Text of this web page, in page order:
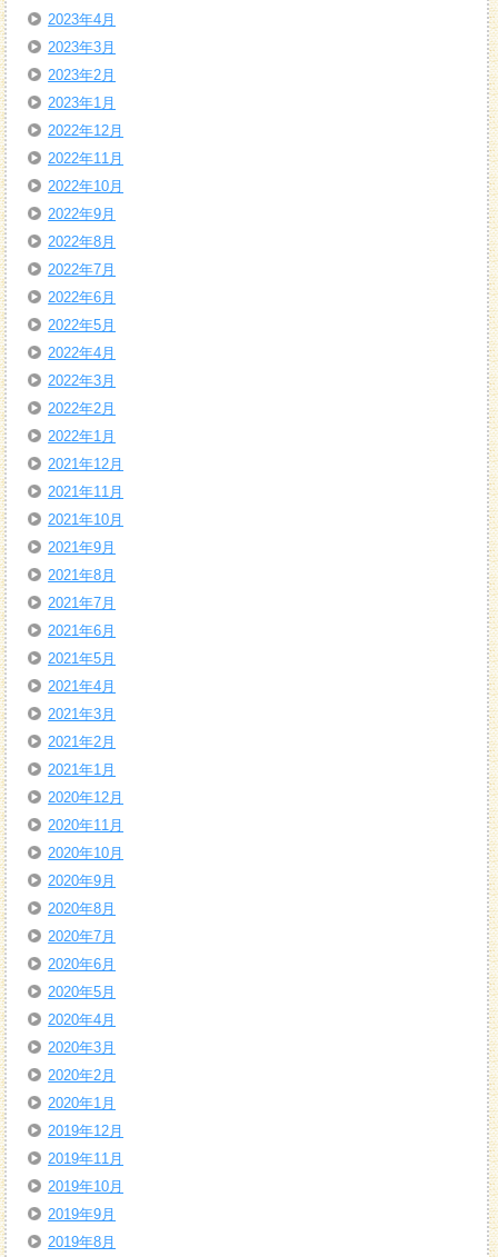
2023年4月
2023年3月
2023年2月
2023年1月
2022年12月
2022年11月
2022年10月
2022年9月
2022年8月
2022年7月
2022年6月
2022年5月
2022年4月
2022年3月
2022年2月
2022年1月
2021年12月
2021年11月
2021年10月
2021年9月
2021年8月
2021年7月
2021年6月
2021年5月
2021年4月
2021年3月
2021年2月
2021年1月
2020年12月
2020年11月
2020年10月
2020年9月
2020年8月
2020年7月
2020年6月
2020年5月
2020年4月
2020年3月
2020年2月
2020年1月
2019年12月
2019年11月
2019年10月
2019年9月
2019年8月